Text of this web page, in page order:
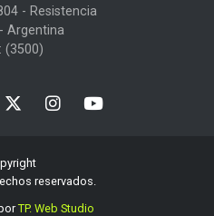
- Resistencia
Argentina
(3500)
reservados.
TP. Web Studio